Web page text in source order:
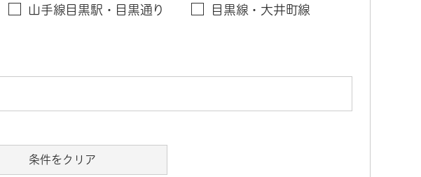
山手線目黒駅・目黒通り 目黒線・大井町線
条件をクリア